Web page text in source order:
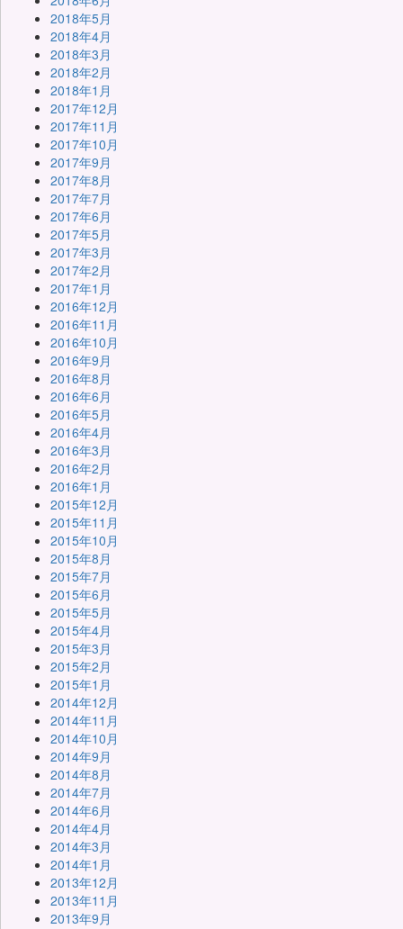
2018年5月
2018年4月
2018年3月
2018年2月
2018年1月
2017年12月
2017年11月
2017年10月
2017年9月
2017年8月
2017年7月
2017年6月
2017年5月
2017年3月
2017年2月
2017年1月
2016年12月
2016年11月
2016年10月
2016年9月
2016年8月
2016年6月
2016年5月
2016年4月
2016年3月
2016年2月
2016年1月
2015年12月
2015年11月
2015年10月
2015年8月
2015年7月
2015年6月
2015年5月
2015年4月
2015年3月
2015年2月
2015年1月
2014年12月
2014年11月
2014年10月
2014年9月
2014年8月
2014年7月
2014年6月
2014年4月
2014年3月
2014年1月
2013年12月
2013年11月
2013年9月